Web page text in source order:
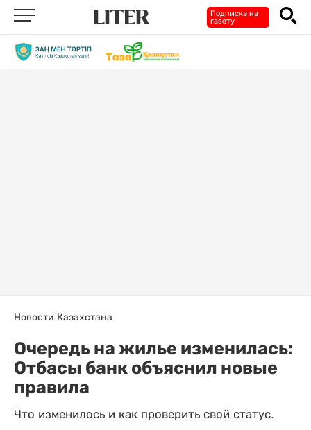
Подписка на
газету
Новости Казахстана
Очередь на жилье изменилась:
Отбасы банк объяснил новые
правила
Что изменилось и как проверить свой статус.